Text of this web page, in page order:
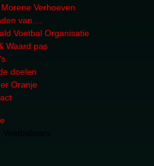
Morene Verhoeven
van....
Voetbal Organisatie
Waard pas
doelen
Oranje